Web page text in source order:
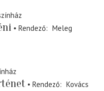
Rendező
Meleg
Rendező
Kovács